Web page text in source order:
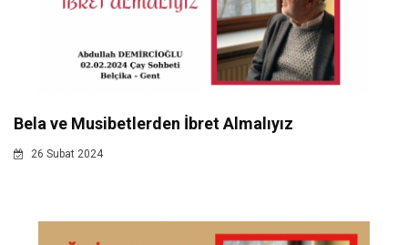
Bela ve Musibetlerden İbret Almalıyız
26 Subat 2024